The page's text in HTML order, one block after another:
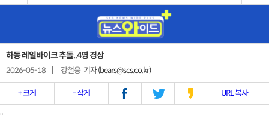
하동 레일바이크 추돌..4명 경상
2026-05-18 강철웅 기자 (bears@scs.co.kr)
+ 크게 - 작게 URL 복사
..